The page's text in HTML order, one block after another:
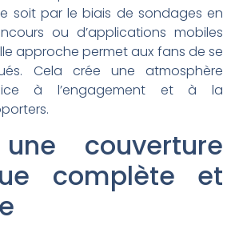
soit par le biais de sondages en
ou d’applications mobiles
approche permet aux fans de se
Cela crée une atmosphère
à l’engagement et à la
couverture
complète et